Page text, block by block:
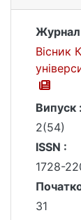
Журнал
Вісник
Випуск :
2(54)
ISSN :
1728-
31